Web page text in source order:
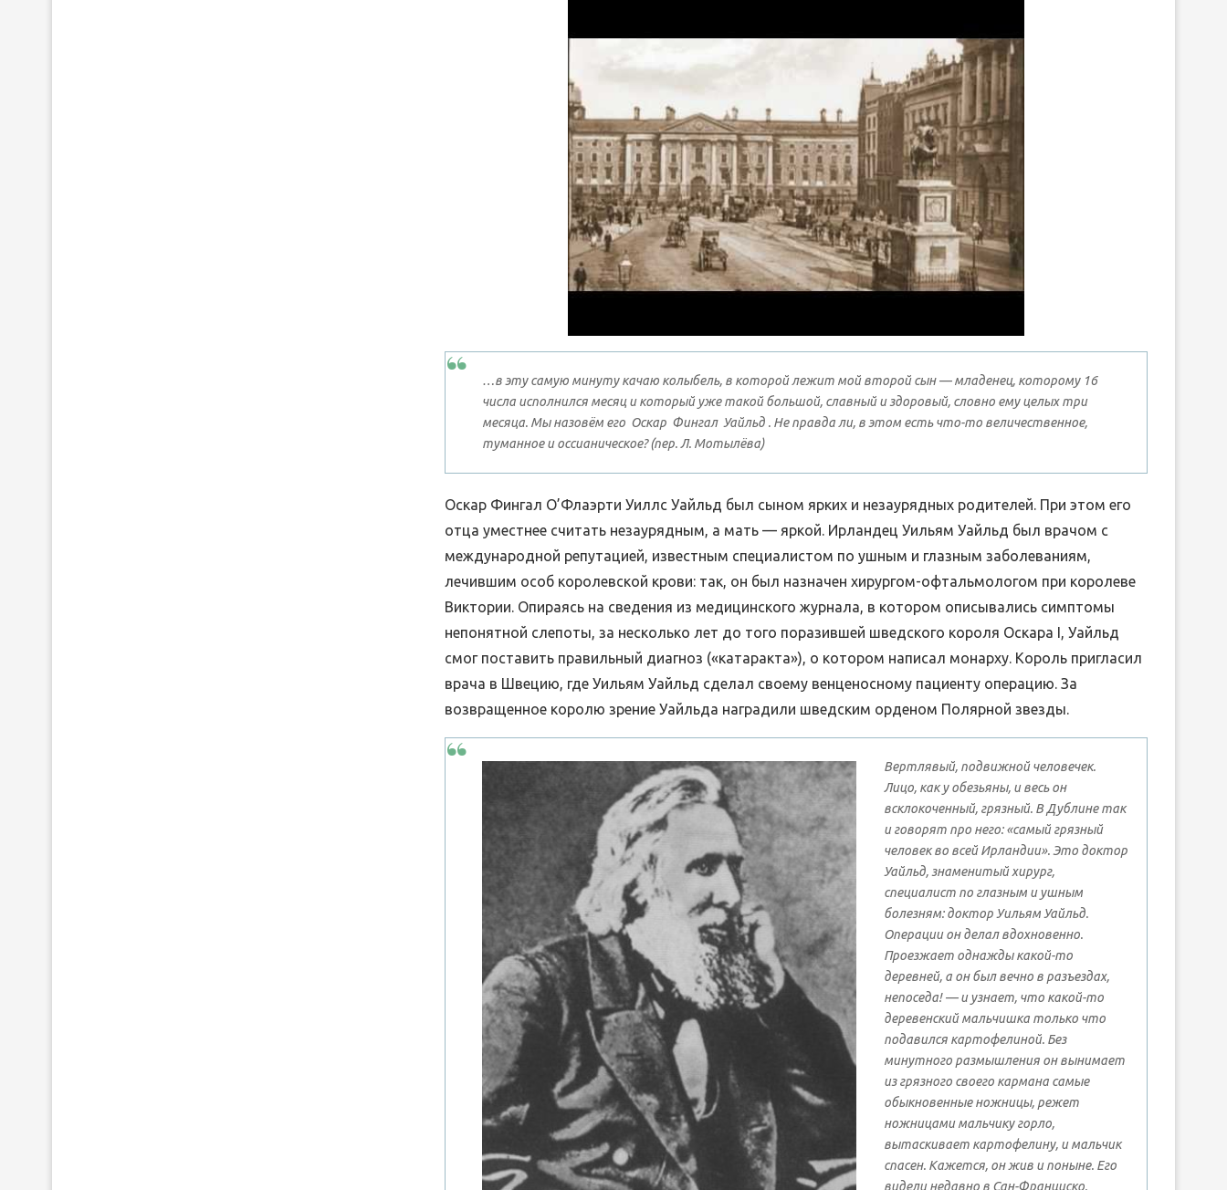
…в эту самую минуту качаю колыбель, в которой лежит мой второй сын — младенец, которому 16
числа исполнился месяц и который уже такой большой, славный и здоровый, словно ему целых три
месяца. Мы назовём его Оскар Фингал Уайльд . Не правда ли, в этом есть что-то величественное,
туманное и оссианическое? (пер. Л. Мотылёва)
Оскар Фингал О’Флаэрти Уиллс Уайльд был сыном ярких и незаурядных родителей. При этом его
отца уместнее считать незаурядным, а мать — яркой. Ирландец Уильям Уайльд был врачом с
международной репутацией, известным специалистом по ушным и глазным заболеваниям,
лечившим особ королевской крови: так, он был назначен хирургом-офтальмологом при королеве
Виктории. Опираясь на сведения из медицинского журнала, в котором описывались симптомы
непонятной слепоты, за несколько лет до того поразившей шведского короля Оскара I, Уайльд
смог поставить правильный диагноз («катаракта»), о котором написал монарху. Король пригласил
врача в Швецию, где Уильям Уайльд сделал своему венценосному пациенту операцию. За
возвращенное королю зрение Уайльда наградили шведским орденом Полярной звезды.
Вертлявый, подвижной человечек.
Лицо, как у обезьяны, и весь он
всклокоченный, грязный. В Дублине так
и говорят про него: «самый грязный
человек во всей Ирландии». Это доктор
Уайльд, знаменитый хирург,
специалист по глазным и ушным
болезням: доктор Уильям Уайльд.
Операции он делал вдохновенно.
Проезжает однажды какой-то
деревней, а он был вечно в разъездах,
непоседа! — и узнает, что какой-то
деревенский мальчишка только что
подавился картофелиной. Без
минутного размышления он вынимает
из грязного своего кармана самые
обыкновенные ножницы, режет
ножницами мальчику горло,
вытаскивает картофелину, и мальчик
спасен. Кажется, он жив и поныне. Его
видели недавно в Сан-Франциско.